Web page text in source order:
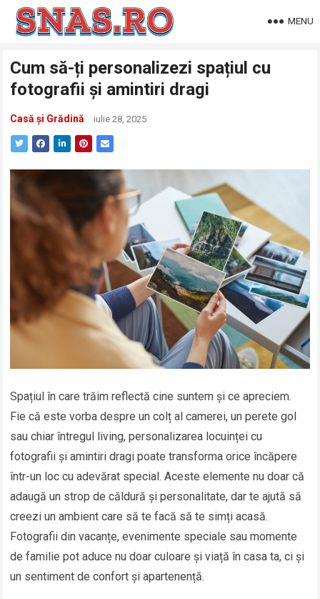
MENU
Cum să-ți personalizezi spațiul cu
fotografii și amintiri dragi
Casă și Grădină iulie 28, 2025
Spațiul în care trăim reflectă cine suntem și ce apreciem.
Fie că este vorba despre un colț al camerei, un perete gol
sau chiar întregul living, personalizarea locuinței cu
fotografii și amintiri dragi poate transforma orice încăpere
într-un loc cu adevărat special. Aceste elemente nu doar că
adaugă un strop de căldură și personalitate, dar te ajută să
creezi un ambient care să te facă să te simți acasă.
Fotografii din vacanțe, evenimente speciale sau momente
de familie pot aduce nu doar culoare și viață în casa ta, ci și
un sentiment de confort și apartenență.